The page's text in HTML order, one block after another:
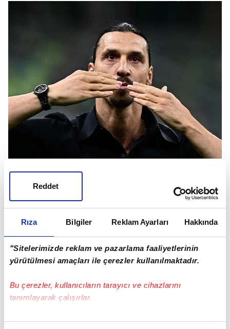
Rıza Bilgiler Reklam Ayarları Hakkında
"Sitelerimizde reklam ve pazarlama faaliyetlerinin
yürütülmesi amaçları ile çerezler kullanılmaktadır.
Bu çerezler, kullanıcıların tarayıcı ve cihazlarını
tanımlayarak çalışırlar.
Bu çerezlere izin vermeniz halinde sizlere özel
Reddet
Milano ekibinde üst düzey danışman olarak
transfer operasyonlarını yürüten ekibin içinde
bulunan Zlatan Ibrahimovic'in, Serie A devinin
kadro kalitesini önemli ölçüde artırmayı
hedeflediği ve bu sebeple yıldız bir santrfor
arayışında olduğu belirtildi.